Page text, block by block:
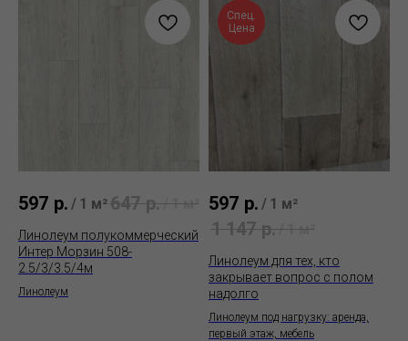
597 р. / 1 м²647 р./1 м²
Линолеум полукоммерческий
Интер Морзин 508-
2.5/3/3.5/4м
Линолеум
Спец.
Цена
597 р. / 1 м²
1 147 р./1 м²
Линолеум для тех, кто
закрывает вопрос с полом
надолго
Линолеум под нагрузку: аренда,
первый этаж, мебель